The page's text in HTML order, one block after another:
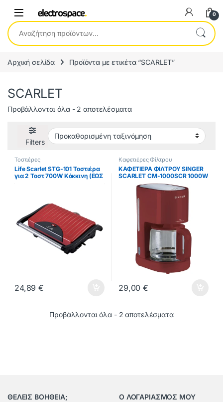
0
Αναζήτηση για:
Αρχική σελίδα Προϊόντα με ετικέτα “SCARLET”
SCARLET
Προβάλλονται όλα - 2 αποτελέσματα
Filters
Τοστιέρες
Life Scarlet STG-101 Τοστιέρα
για 2 Τοστ 700W Κόκκινη (ΕΩΣ
24,89€
Καφετιέρες Φίλτρου
ΚΑΦΕΤΙΕΡΑ ΦΙΛΤΡΟΥ SINGER
SCARLET CM-1000SCR 1000W
ROSE ΕΩΣ 12 ΔΟΣΕΙΣ
29,00€
Προβάλλονται όλα - 2 αποτελέσματα
ΘΕΛΕΙΣ ΒΟΗΘΕΙΑ;
Ο ΛΟΓΑΡΙΑΣΜΟΣ ΜΟΥ